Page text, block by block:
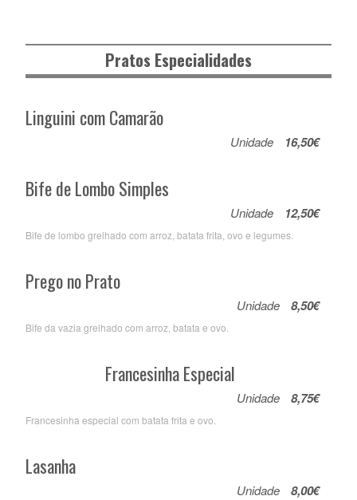
Pratos Especialidades
Linguini com Camarão
Unidade 16,50€
Bife de Lombo Simples
Unidade 12,50€
Bife de lombo grelhado com arroz, batata frita, ovo e legumes.
Prego no Prato
Unidade 8,50€
Bife da vazia grelhado com arroz, batata e ovo.
Francesinha Especial
Unidade 8,75€
Francesinha especial com batata frita e ovo.
Lasanha
Unidade 8,00€